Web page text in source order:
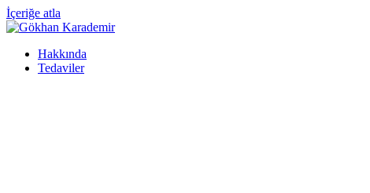
İçeriğe atla
Hakkında
Tedaviler